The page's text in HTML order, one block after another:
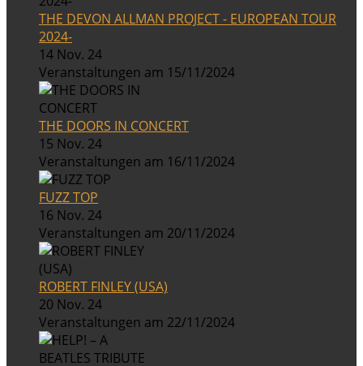
THE DEVON ALLMAN PROJECT - EUROPEAN TOUR
2024-
14 Nov. 24
Veranstaltungen am 15/11/2024
THE DOORS IN CONCERT
15 Nov. 24
Veranstaltungen am 16/11/2024
FUZZ TOP
16 Nov. 24
Veranstaltungen am 20/11/2024
ROBERT FINLEY (USA)
20 Nov. 24
Veranstaltungen am 22/11/2024